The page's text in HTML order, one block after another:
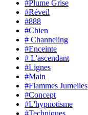
#Plume Grise
#Réveil
#888
#Chien
# Channeling
#Enceinte
# L'ascendant
#Lignes
#Main
#Flammes Jumelles
#Concept
#L'hypnotisme
#Techniques